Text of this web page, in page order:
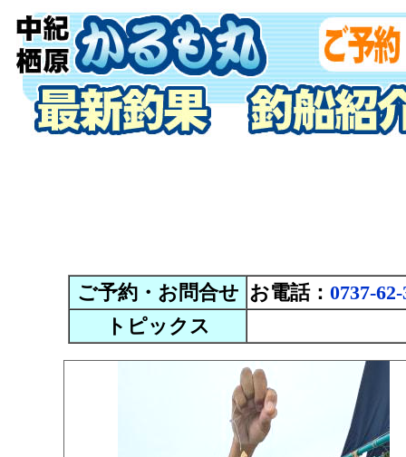
ご予約・お問合せ お電話： 0737-
トピックス